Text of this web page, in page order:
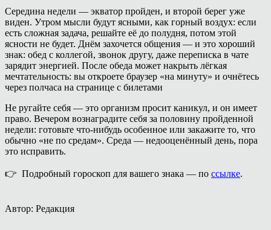
Середина недели — экватор пройден, и второй берег уже
виден. Утром мысли будут ясными, как горный воздух: если
есть сложная задача, решайте её до полудня, потом этой
ясности не будет. Днём захочется общения — и это хороший
знак: обед с коллегой, звонок другу, даже переписка в чате
зарядит энергией. После обеда может накрыть лёгкая
мечтательность: вы откроете браузер «на минуту» и очнётесь
через полчаса на странице с билетами
Не ругайте себя — это организм просит каникул, и он имеет
право. Вечером вознаградите себя за половину пройденной
недели: готовьте что-нибудь особенное или закажите то, что
обычно «не по средам». Среда — недооценённый день, пора
это исправить.
👉 Подробный гороскоп для вашего знака — по ссылке.
Автор: Редакция